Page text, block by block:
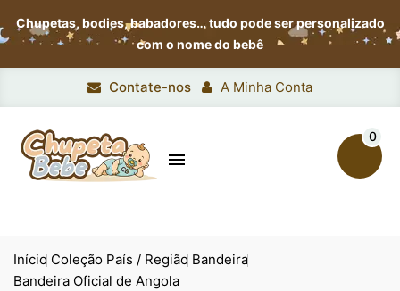
Chupetas, bodies, babadores…tudo pode ser personalizado
com o nome do bebê
Contate-nos A Minha Conta

0
Início Coleção País / Região Bandeira
Bandeira Oficial de Angola